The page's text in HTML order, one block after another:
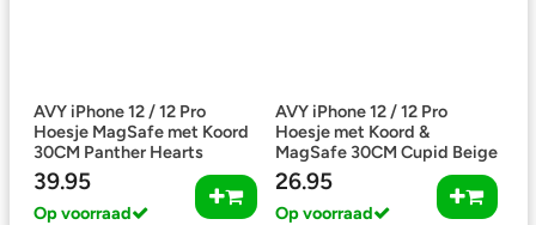
AVY iPhone 12 / 12 Pro
Hoesje MagSafe met Koord
30CM Panther Hearts
39.95
Op voorraad
AVY iPhone 12 / 12 Pro
Hoesje met Koord &
MagSafe 30CM Cupid Beige
26.95
Op voorraad